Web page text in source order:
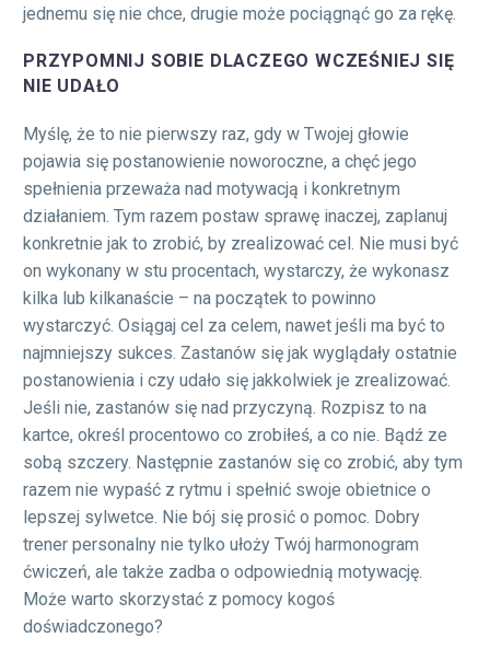
jednemu się nie chce, drugie może pociągnąć go za rękę.
PRZYPOMNIJ SOBIE DLACZEGO WCZEŚNIEJ SIĘ
NIE UDAŁO
Myślę, że to nie pierwszy raz, gdy w Twojej głowie
pojawia się postanowienie noworoczne, a chęć jego
spełnienia przeważa nad motywacją i konkretnym
działaniem. Tym razem postaw sprawę inaczej, zaplanuj
konkretnie jak to zrobić, by zrealizować cel. Nie musi być
on wykonany w stu procentach, wystarczy, że wykonasz
kilka lub kilkanaście – na początek to powinno
wystarczyć. Osiągaj cel za celem, nawet jeśli ma być to
najmniejszy sukces. Zastanów się jak wyglądały ostatnie
postanowienia i czy udało się jakkolwiek je zrealizować.
Jeśli nie, zastanów się nad przyczyną. Rozpisz to na
kartce, określ procentowo co zrobiłeś, a co nie. Bądź ze
sobą szczery. Następnie zastanów się co zrobić, aby tym
razem nie wypaść z rytmu i spełnić swoje obietnice o
lepszej sylwetce. Nie bój się prosić o pomoc. Dobry
trener personalny nie tylko ułoży Twój harmonogram
ćwiczeń, ale także zadba o odpowiednią motywację.
Może warto skorzystać z pomocy kogoś
doświadczonego?